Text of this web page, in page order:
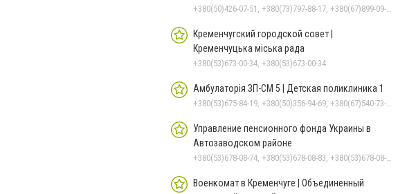
+380(50)426-07-51, +380(73)797-88-17, +380(67)899-09-16
Кременчугский городской совет |
Кременчуцька міська рада
+380(53)673-00-34, +380(53)673-00-34
Амбулаторія ЗП-СМ 5 | Детская поликлиника 1
+380(53)675-84-19, +380(50)356-94-69, +380(67)540-73-87
Управление пенсионного фонда Украины в
Автозаводском районе
+380(53)678-08-74, +380(53)678-08-83, +380(53)678-08-41, +380(53)678-08-86, +380(53)678-09-05
Военкомат в Кременчуге | Объединенный